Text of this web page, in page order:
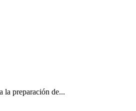
la preparación de...